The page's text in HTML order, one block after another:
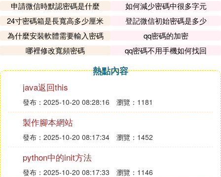
Ⅱ 區域網只能用IP訪問網站，不能用計算機
名訪問網站，怎麼解決
在區域網中，遇到的問題是其他計算機無法通過計算
的名字是server，對應的IP地址是192.168.18.1。在
本地訪問IIS時，默認可以通過輸入http://server或者h
ttp://192.168.18.1來訪問。但是，區域網中的其他計
算機卻無法解析server這個名稱代表的IP地址。
解決這個問題的方法之一是在區域網內的計算機的ho
sts文件中添加一條記錄。hosts文件位於system32/dr
iver/etc目錄下。具體操作是在hosts文件中添加一行
內容：192.168.18.1 server。這樣做的目的是讓區域
申請微信時默認密碼是什麼
如何減少密碼中很多字元
24寸密碼箱是長寬高多少厘米
登記微信初始密碼是多少
為什麼安裝軟體需要輸入密碼
qq密碼的加密
哪裡修改寬頻密碼
qq密碼不用手機如何找回
熱點內容
java返回this
發布：2025-10-20 08:28:16 瀏覽：1181
製作腳本網站
發布：2025-10-20 08:17:34 瀏覽：1452
python中的init方法
發布：2025-10-20 08:17:33 瀏覽：1146